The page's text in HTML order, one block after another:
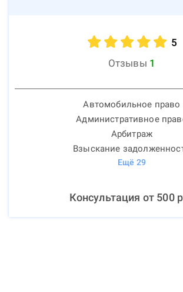
5
Отзывы 1
Автомобильное право
Административное
Арбитраж
Взыскание
Ещё 29
Консультация от 500